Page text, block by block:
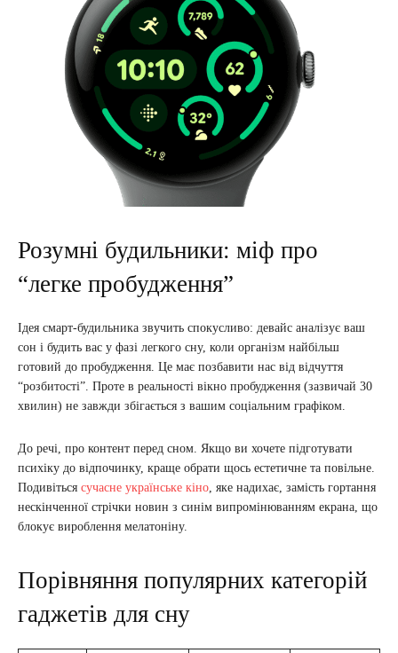
Розумні будильники: міф про
“легке пробудження”
Ідея смарт-будильника звучить спокусливо: девайс аналізує ваш
сон і будить вас у фазі легкого сну, коли організм найбільш
готовий до пробудження. Це має позбавити нас від відчуття
“розбитості”. Проте в реальності вікно пробудження (зазвичай 30
хвилин) не завжди збігається з вашим соціальним графіком.
До речі, про контент перед сном. Якщо ви хочете підготувати
психіку до відпочинку, краще обрати щось естетичне та повільне.
Подивіться сучасне українське кіно, яке надихає, замість гортання
нескінченної стрічки новин з синім випромінюванням екрана, що
блокує вироблення мелатоніну.
Порівняння популярних категорій
гаджетів для сну